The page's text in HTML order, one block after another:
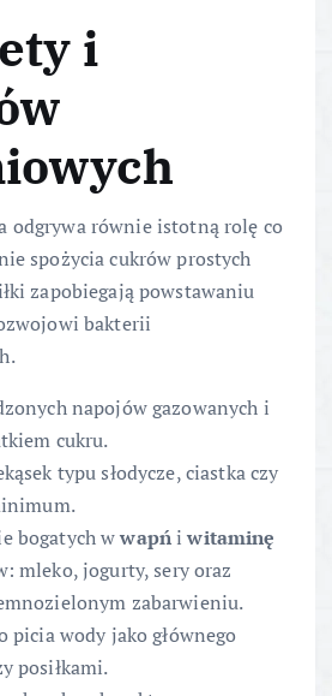
i
odgrywa równie istotną rolę co
spożycia cukrów prostych
zapobiegają powstawaniu
bakterii
napojów gazowanych i
cukru.
typu słodycze, ciastka czy
bogatych wwapńiwitaminę
mleko, jogurty, sery oraz
zabarwieniu.
picia wody jako głównego
posiłkami.